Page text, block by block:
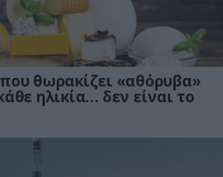
θωρακίζει «αθόρυβα»
ηλικία… δεν είναι το